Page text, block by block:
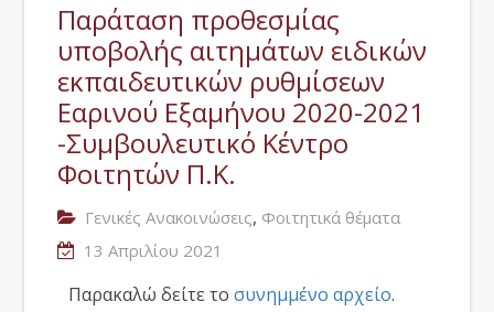
Παράταση προθεσμίας
υποβολής αιτημάτων ειδικών
εκπαιδευτικών ρυθμίσεων
Εαρινού Εξαμήνου 2020-2021
-Συμβουλευτικό Κέντρο
Φοιτητών Π.Κ.
Γενικές Ανακοινώσεις, Φοιτητικά θέματα
13 Απριλίου 2021
Παρακαλώ δείτε τοσυνημμένο αρχείο.